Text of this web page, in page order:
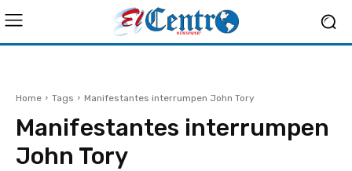
Home Tags Manifestantes interrumpen John Tory
Manifestantes interrumpen
John Tory